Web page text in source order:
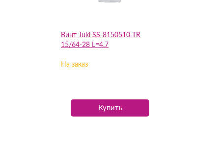
Винт Juki SS-8150510-TR
15/64-28 L=4.7
На заказ
Купить